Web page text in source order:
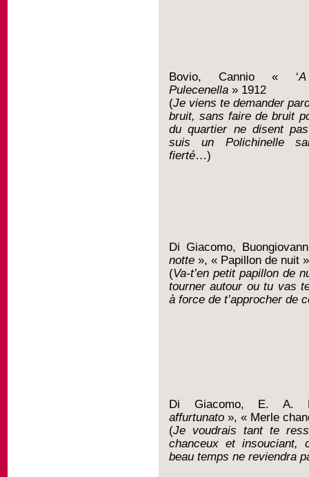
Bovio, Cannio « ‘
Pulecenella » 1912
(Je viens te demander
bruit, sans faire de bruit
du quartier ne disent
suis un Polichinelle
fierté…)
Di Giacomo,
notte », « Papillon de nuit
(Va-t’en petit papillon de
tourner autour ou tu vas
à force de t’approcher de
Di Giacomo, E. A.
affurtunato », « Merle
(Je voudrais tant te
chanceux et insouciant,
beau temps ne reviendra